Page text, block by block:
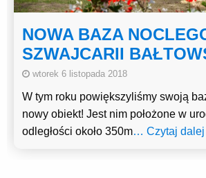
NOWA BAZA
SZWAJCARII
wtorek 6 listopada 2018
W tym roku powiększyliśmy swoją
nowy obiekt! Jest nim położone w
odległości około 350m… Czytaj dalej